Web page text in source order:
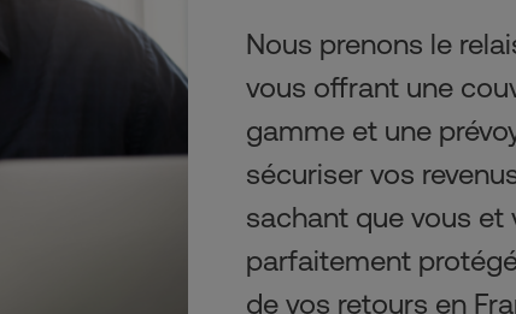
Nous prenons le
vous offrant une
gamme et une
sécuriser vos
sachant que vous et
parfaitement
de vos retours en